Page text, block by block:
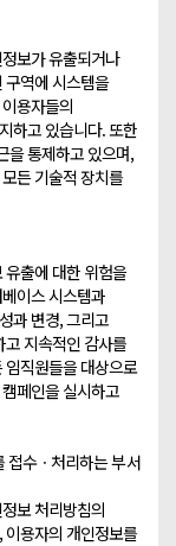
보가 유출되거나
구역에 시스템을
용자들의
하고 있습니다. 또한
을 통제하고 있으며,
든 기술적 장치를
출에 대한 위험을
이스 시스템과
과 변경, 그리고
지속적인 감사를
임직원들을 대상으로
페인을 실시하고
접수ㆍ처리하는 부서
보 처리방침의
이용자의 개인정보를